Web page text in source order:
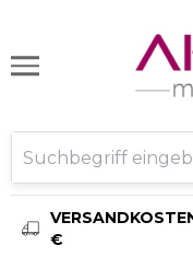
€